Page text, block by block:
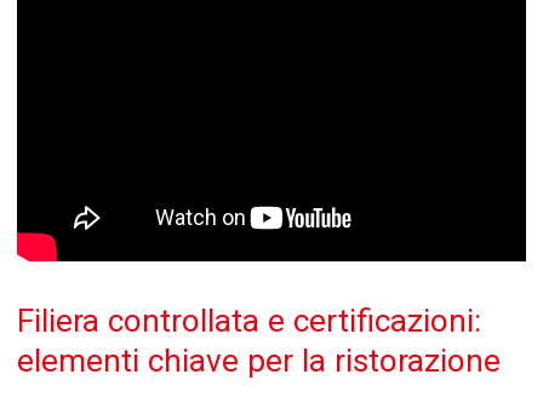
Filiera controllata e certificazioni:
elementi chiave per la ristorazione